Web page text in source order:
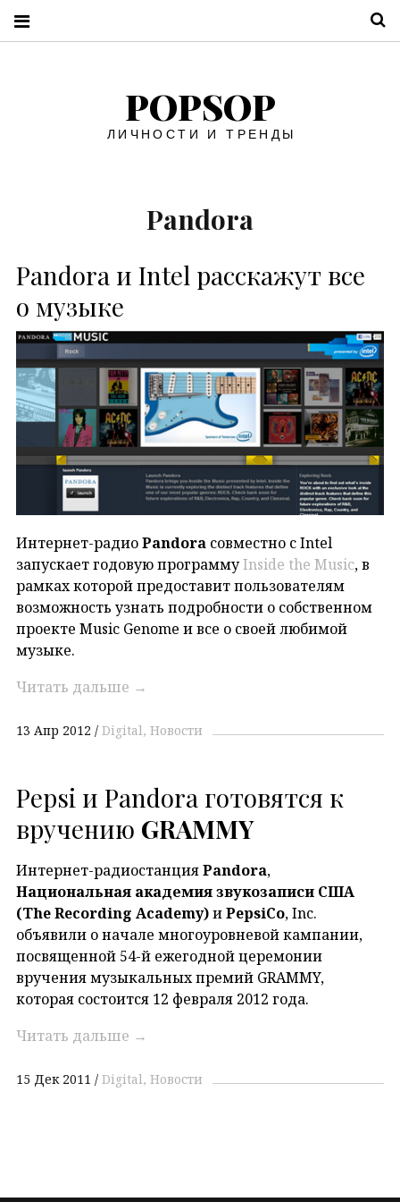
POPSOP
ЛИЧНОСТИ И ТРЕНДЫ
Pandora
Pandora и Intel расскажут все
о музыке
Интернет-радиоPandora совместно с Intel
запускает годовую программуInside the Music, в
рамках которой предоставит пользователям
возможность узнать подробности о собственном
проекте Music Genome и все о своей любимой
музыке.
Читать дальше →
13 Апр 2012 Digital Новости
Pepsi и Pandora готовятся к
вручению GRAMMY
Интернет-радиостанцияPandora,
Национальная академия звукозаписи США
(TheRecording Academy)иPepsiCo, Inc.
объявили о начале многоуровневой кампании,
посвященной 54-й ежегодной церемонии
вручения музыкальных премий GRAMMY,
которая состоится 12 февраля 2012 года.
Читать дальше →
15 Дек 2011 Digital Новости